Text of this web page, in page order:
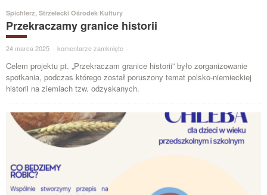
Spichlerz, Strzelecki Ośrodek Kultury
Przekraczamy granice historii
24 marca 2025 · komentarze zamknięte ·
Celem projektu pt. „Przekraczam granice historii” było zorganizowanie
spotkania, podczas którego został poruszony temat polsko-niemieckiej
historii na ziemiach tzw. odzyskanych.